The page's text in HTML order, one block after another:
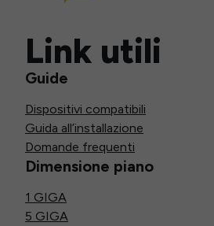
Link utili
Guide
Dispositivi compatibili
Guida all’installazione
Domande frequenti
Dimensione piano
1 GIGA
5 GIGA